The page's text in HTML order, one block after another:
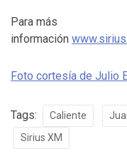
Para más
información
Foto cortesía de Julio
Tags: Caliente
Sirius XM